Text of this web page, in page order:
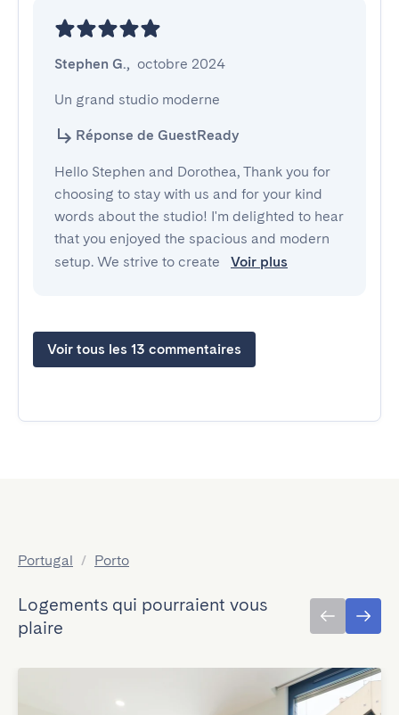
Stephen G., octobre 2024
Un grand studio moderne
Réponse de GuestReady
Hello Stephen and Dorothea, Thank you for
choosing to stay with us and for your kind
words about the studio! I'm delighted to hear
that you enjoyed the spacious and modern
setup. We strive to create
Voir plus
Voir tous les 13 commentaires
Portugal / Porto
Logements qui pourraient vous
plaire